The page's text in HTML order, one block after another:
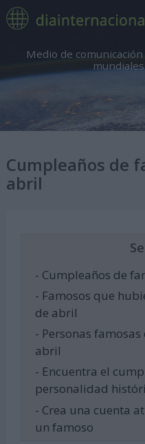
Medio de
Cumpleaños de
abril
- Cumpleaños de
- Famosos que
de abril
- Personas
abril
- Encuentra el
personalidad
- Crea una cuenta
un famoso